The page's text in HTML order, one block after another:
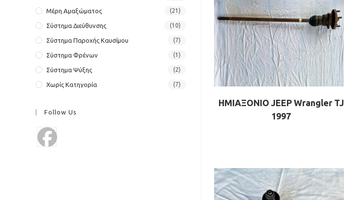
ΗΜΙΑΞΟΝΙΟ JEEP Wrangler TJ
1997
Μέρη Αμαξώματος (21)
Σύστημα Διεύθυνσης (10)
Σύστημα Παροχής Καυσίμου (7)
Σύστημα Φρένων (1)
Σύστημα Ψύξης (2)
Χωρίς Κατηγορία (7)
Follow Us